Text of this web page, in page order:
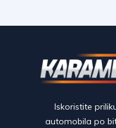
Iskoristite
automobila po